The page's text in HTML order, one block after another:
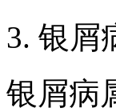
3. 银屑
银屑病